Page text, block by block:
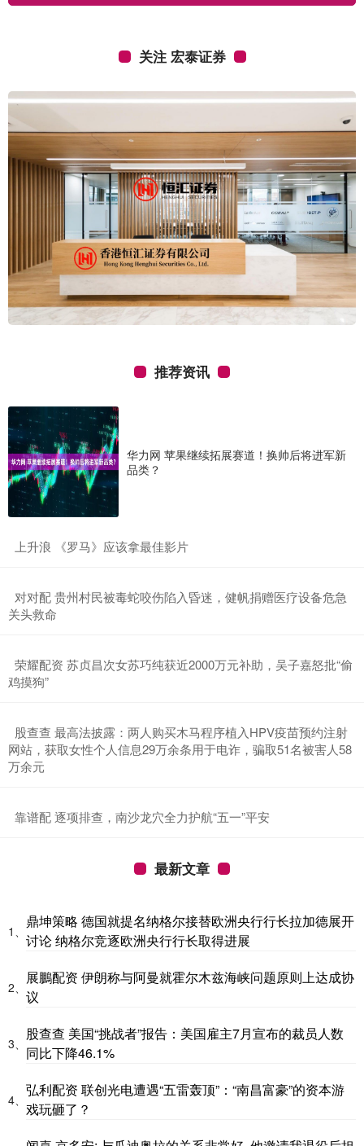
关注 宏泰证券
推荐资讯
华力网 苹果继续拓展赛道！换帅后将进军新
品类？
​上升浪 《罗马》应该拿最佳影片
​对对配 贵州村民被毒蛇咬伤陷入昏迷，健帆捐赠医疗设备危急
关头救命
​荣耀配资 苏贞昌次女苏巧纯获近2000万元补助，吴子嘉怒批“偷
鸡摸狗”
​股查查 最高法披露：两人购买木马程序植入HPV疫苗预约注射
网站，获取女性个人信息29万余条用于电诈，骗取51名被害人58
万余元
​靠谱配 逐项排查，南沙龙穴全力护航“五一”平安
最新文章
1、
鼎坤策略 德国就提名纳格尔接替欧洲央行行长拉加德展开
讨论 纳格尔竞逐欧洲央行行长取得进展
2、
展鵬配资 伊朗称与阿曼就霍尔木兹海峡问题原则上达成协
议
3、
股查查 美国“挑战者”报告：美国雇主7月宣布的裁员人数
同比下降46.1%
4、
弘利配资 联创光电遭遇“五雷轰顶”：“南昌富豪”的资本游
戏玩砸了？